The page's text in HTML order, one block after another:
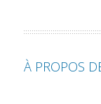
À PROPOS